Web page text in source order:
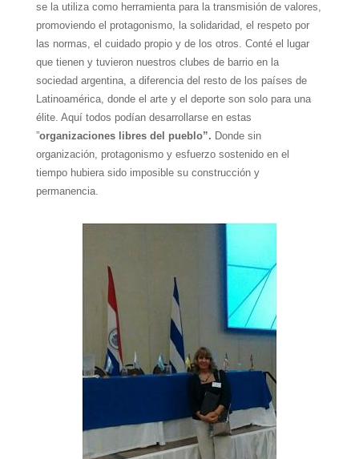
se la utiliza como herramienta para la transmisión de valores,
promoviendo el protagonismo, la solidaridad, el respeto por
las normas, el cuidado propio y de los otros. Conté el lugar
que tienen y tuvieron nuestros clubes de barrio en la
sociedad argentina, a diferencia del resto de los países de
Latinoamérica, donde el arte y el deporte son solo para una
élite. Aquí todos podían desarrollarse en estas
”organizaciones libres del pueblo”. Donde sin
organización, protagonismo y esfuerzo sostenido en el
tiempo hubiera sido imposible su construcción y
permanencia.